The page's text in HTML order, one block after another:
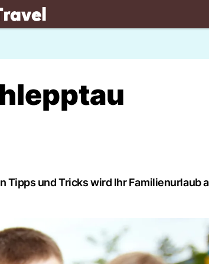
und Tricks wird Ihr Familienurlaub